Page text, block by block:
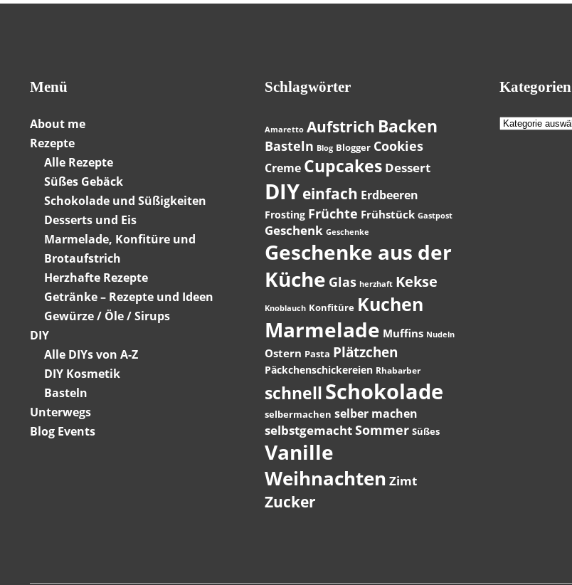
Menü
About me
Rezepte
Alle Rezepte
Süßes Gebäck
Schokolade und Süßigkeiten
Desserts und Eis
Marmelade, Konfitüre und
Brotaufstrich
Herzhafte Rezepte
Getränke – Rezepte und Ideen
Gewürze / Öle / Sirups
DIY
Alle DIYs von A-Z
DIY Kosmetik
Basteln
Unterwegs
Blog Events
Schlagwörter
Amaretto Aufstrich Backen
Basteln Blog Blogger Cookies
Creme Cupcakes Dessert
DIYeinfach Erdbeeren
Frosting Früchte Frühstück Gastpost
Geschenk Geschenke
Geschenke aus der
Küche Glas herzhaft Kekse
Knoblauch Konfitüre Kuchen
Marmelade Muffins Nudeln
Ostern Pasta Plätzchen
Päckchenschickereien Rhabarber
schnellSchokolade
selbermachen selber machen
selbstgemachtSommer Süßes
Vanille
Weihnachten Zimt
Zucker
Kategorien
Kategorien